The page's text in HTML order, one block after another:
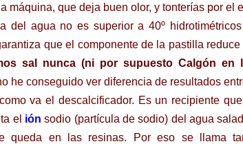
máquina, que deja buen olor, y tonterías por el
del agua no es superior a 40º hidrotimétricos
que el componente de la pastilla
sal nunca (ni por supuesto Calgón en
he conseguido ver diferencia de resultados
va el descalcificador. Es un recipiente
el iónsodio (partícula de sodio) del agua
queda en las resinas. Por eso se llama